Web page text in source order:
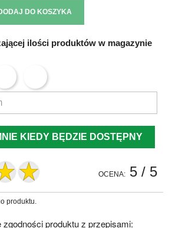
DO KOSZYKA
ilości produktów w magazynie
KIEDY BĘDZIE DOSTĘPNY
OCENA: 5 / 5
produktu.
produktu z przepisami: